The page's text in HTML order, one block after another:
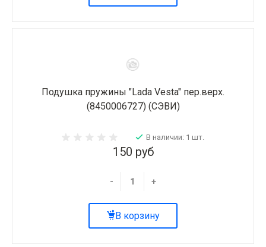
Подушка пружины "Lada Vesta" пер.верх.
(8450006727) (СЭВИ)
В наличии: 1 шт.
150 руб
- +
В корзину